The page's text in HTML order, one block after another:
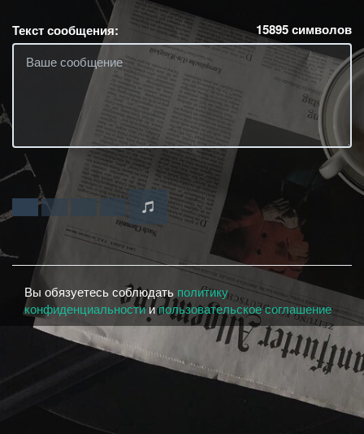
Текст сообщения: 15895символов
Вы обязуетесь соблюдать политику
конфиденциальностиипользовательское соглашение